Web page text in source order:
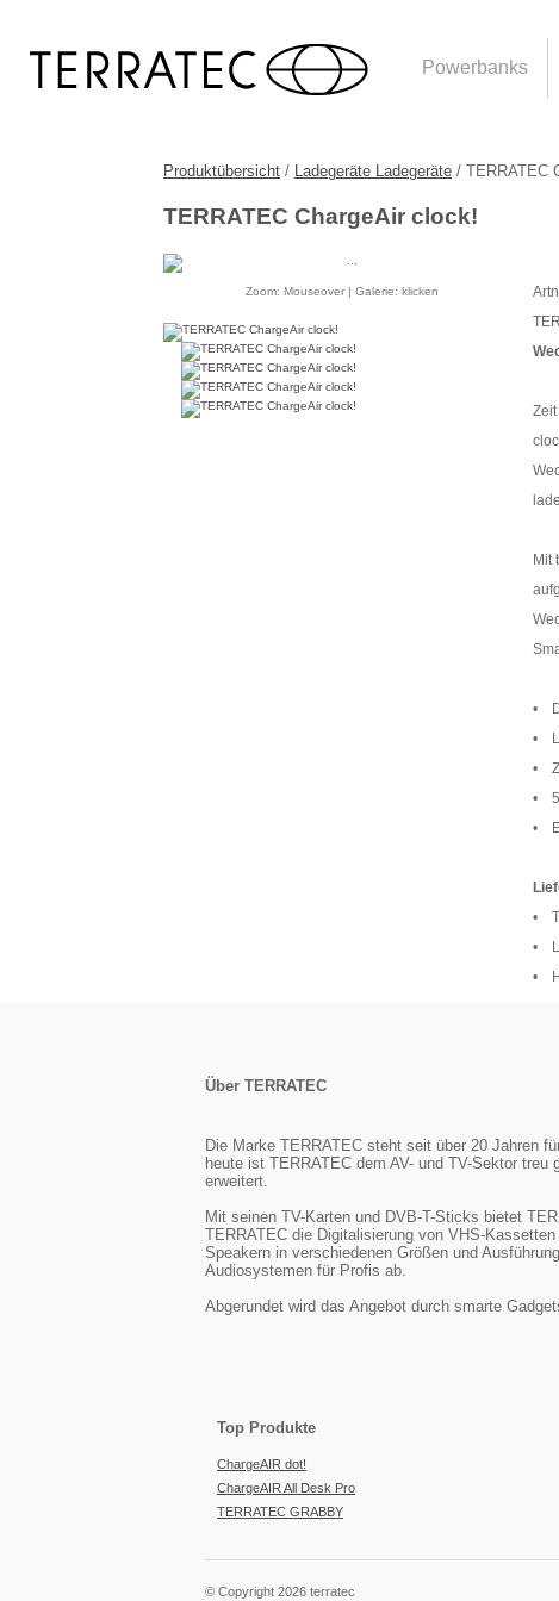
Powerbanks
Produktübersicht / Ladegeräte Ladegeräte / TERRATEC
TERRATEC ChargeAir clock!
Zoom: Mouseover | Galerie: klicken
Mit
•
•
•
• 5
•
•
•
•
Über TERRATEC
Die Marke TERRATEC steht seit über 20 Jahren
heute ist TERRATEC dem AV- und TV-Sektor
erweitert.
Mit seinen TV-Karten und DVB-T-Sticks bietet
TERRATEC die Digitalisierung von VHS-
Speakern in verschiedenen Größen und
Audiosystemen für Profis ab.
Abgerundet wird das Angebot durch smarte
Top Produkte
ChargeAIR dot!
ChargeAIR All Desk Pro
TERRATEC GRABBY
© Copyright 2026 terratec